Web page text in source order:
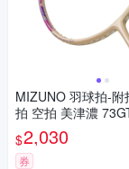
MIZUNO 羽球拍-附
拍 空拍 美津濃 73GTB52201
淺橘紫桃粉
$2,030
券